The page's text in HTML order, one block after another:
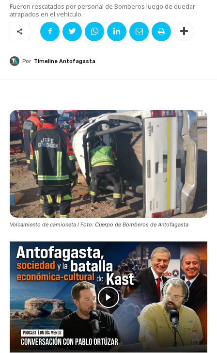
Fueron rescatados por personal de Bomberos luego de quedar
atrapados en el vehículo.
Por Timeline Antofagasta
Volcamiento de camioneta l Foto: Cuerpo de Bomberos de Antofagasta